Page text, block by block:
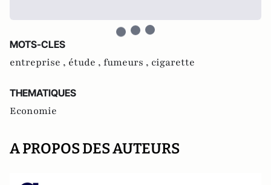
MOTS-CLES
entreprise , étude , fumeurs , cigarette
THEMATIQUES
Economie
A PROPOS DES AUTEURS